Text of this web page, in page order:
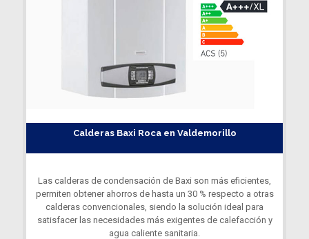
Calderas Baxi Roca en Valdemorillo
Las calderas de condensación de Baxi son más eficientes,
permiten obtener ahorros de hasta un 30 % respecto a otras
calderas convencionales, siendo la solución ideal para
satisfacer las necesidades más exigentes de calefacción y
agua caliente sanitaria.